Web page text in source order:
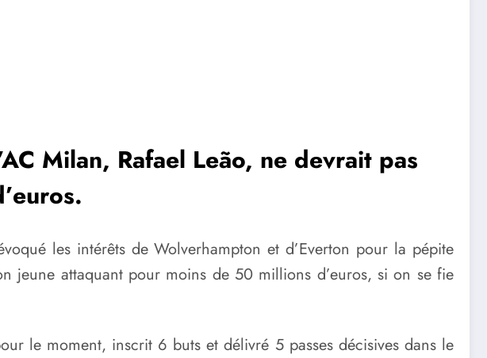
Milan, Rafael Leão, ne devrait pas
les intérêts de Wolverhampton et d’Everton pour la pépite
jeune attaquant pour moins de 50 millions d’euros, si on se fie
le moment, inscrit 6 buts et délivré 5 passes décisives dans le